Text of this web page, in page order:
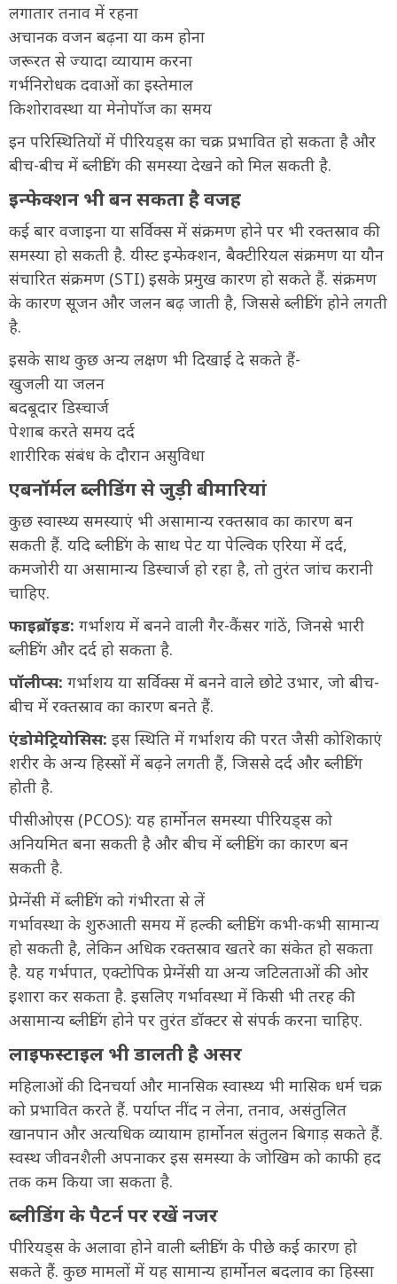
लगातार तनाव में रहना
अचानक वजन बढ़ना या कम होना
जरूरत से ज्यादा व्यायाम करना
गर्भनिरोधक दवाओं का इस्तेमाल
किशोरावस्था या मेनोपॉज का समय
इन परिस्थितियों में पीरियड्स का चक्र प्रभावित हो सकता है और
बीच-बीच में ब्लीडिंग की समस्या देखने को मिल सकती है.
इन्फेक्शन भी बन सकता है वजह
कई बार वजाइना या सर्विक्स में संक्रमण होने पर भी रक्तस्राव की
समस्या हो सकती है. यीस्ट इन्फेक्शन, बैक्टीरियल संक्रमण या यौन
संचारित संक्रमण (STI) इसके प्रमुख कारण हो सकते हैं. संक्रमण
के कारण सूजन और जलन बढ़ जाती है, जिससे ब्लीडिंग होने लगती
है.
इसके साथ कुछ अन्य लक्षण भी दिखाई दे सकते हैं-
खुजली या जलन
बदबूदार डिस्चार्ज
पेशाब करते समय दर्द
शारीरिक संबंध के दौरान असुविधा
एबनॉर्मल ब्लीडिंग से जुड़ी बीमारियां
कुछ स्वास्थ्य समस्याएं भी असामान्य रक्तस्राव का कारण बन
सकती हैं. यदि ब्लीडिंग के साथ पेट या पेल्विक एरिया में दर्द,
कमजोरी या असामान्य डिस्चार्ज हो रहा है, तो तुरंत जांच करानी
चाहिए.
फाइब्रॉइड: गर्भाशय में बनने वाली गैर-कैंसर गांठें, जिनसे भारी
ब्लीडिंग और दर्द हो सकता है.
पॉलीप्स: गर्भाशय या सर्विक्स में बनने वाले छोटे उभार, जो बीच-
बीच में रक्तस्राव का कारण बनते हैं.
एंडोमेट्रियोसिस: इस स्थिति में गर्भाशय की परत जैसी कोशिकाएं
शरीर के अन्य हिस्सों में बढ़ने लगती हैं, जिससे दर्द और ब्लीडिंग
होती है.
पीसीओएस (PCOS): यह हार्मोनल समस्या पीरियड्स को
अनियमित बना सकती है और बीच में ब्लीडिंग का कारण बन
सकती है.
प्रेग्नेंसी में ब्लीडिंग को गंभीरता से लें
गर्भावस्था के शुरुआती समय में हल्की ब्लीडिंग कभी-कभी सामान्य
हो सकती है, लेकिन अधिक रक्तस्राव खतरे का संकेत हो सकता
है. यह गर्भपात, एक्टोपिक प्रेग्नेंसी या अन्य जटिलताओं की ओर
इशारा कर सकता है. इसलिए गर्भावस्था में किसी भी तरह की
असामान्य ब्लीडिंग होने पर तुरंत डॉक्टर से संपर्क करना चाहिए.
लाइफस्टाइल भी डालती है असर
महिलाओं की दिनचर्या और मानसिक स्वास्थ्य भी मासिक धर्म चक्र
को प्रभावित करते हैं. पर्याप्त नींद न लेना, तनाव, असंतुलित
खानपान और अत्यधिक व्यायाम हार्मोनल संतुलन बिगाड़ सकते हैं.
स्वस्थ जीवनशैली अपनाकर इस समस्या के जोखिम को काफी हद
तक कम किया जा सकता है.
ब्लीडिंग के पैटर्न पर रखें नजर
पीरियड्स के अलावा होने वाली ब्लीडिंग के पीछे कई कारण हो
सकते हैं. कुछ मामलों में यह सामान्य हार्मोनल बदलाव का हिस्सा